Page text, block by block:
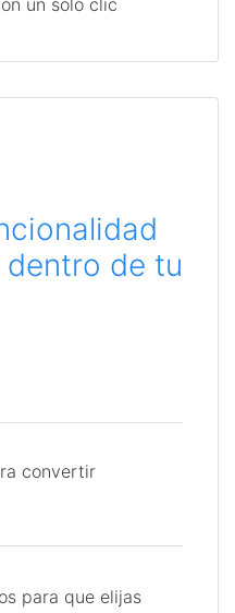
un solo clic
de tu
convertir
para que elijas